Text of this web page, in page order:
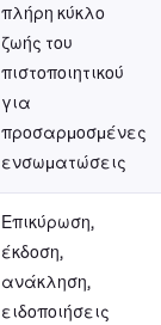
πλήρη κύκλο
ζωής του
πιστοποιητικού
για
προσαρμοσμένες
ενσωματώσεις
Επικύρωση,
έκδοση,
ανάκληση,
ειδοποιήσεις